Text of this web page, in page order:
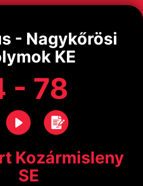
- Nagykőrösi
KE
- 78
Kozármisleny
SE